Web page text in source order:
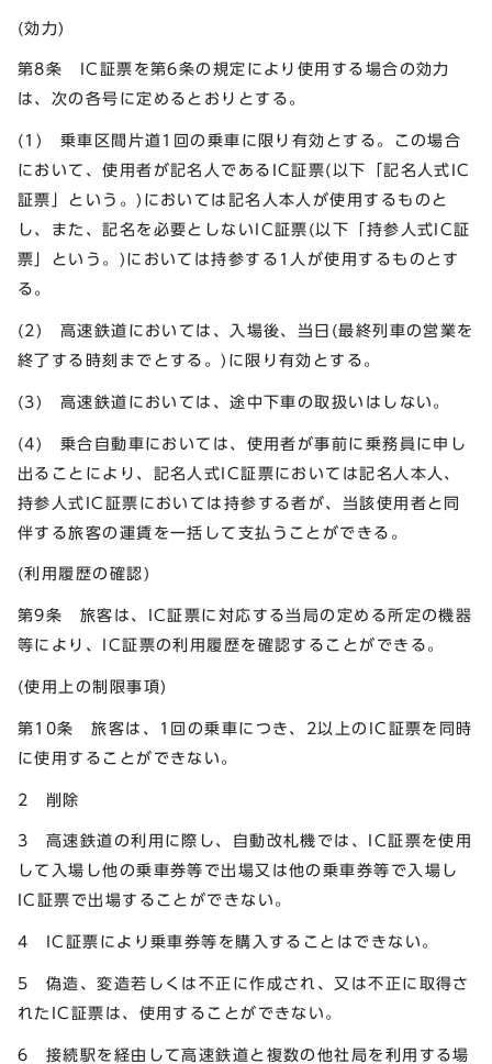
(効力)
第8条 IC証票を第6条の規定により使用する場合の効力
は、次の各号に定めるとおりとする。
(1) 乗車区間片道1回の乗車に限り有効とする。この場合
において、使用者が記名人であるIC証票(以下「記名人式IC
証票」という。)においては記名人本人が使用するものと
し、また、記名を必要としないIC証票(以下「持参人式IC証
票」という。)においては持参する1人が使用するものとす
る。
(2) 高速鉄道においては、入場後、当日(最終列車の営業を
終了する時刻までとする。)に限り有効とする。
(3) 高速鉄道においては、途中下車の取扱いはしない。
(4) 乗合自動車においては、使用者が事前に乗務員に申し
出ることにより、記名人式IC証票においては記名人本人、
持参人式IC証票においては持参する者が、当該使用者と同
伴する旅客の運賃を一括して支払うことができる。
(利用履歴の確認)
第9条 旅客は、IC証票に対応する当局の定める所定の機器
等により、IC証票の利用履歴を確認することができる。
(使用上の制限事項)
第10条 旅客は、1回の乗車につき、2以上のIC証票を同時
に使用することができない。
2 削除
3 高速鉄道の利用に際し、自動改札機では、IC証票を使用
して入場し他の乗車券等で出場又は他の乗車券等で入場し
IC証票で出場することができない。
4 IC証票により乗車券等を購入することはできない。
5 偽造、変造若しくは不正に作成され、又は不正に取得さ
れたIC証票は、使用することができない。
6 接続駅を経由して高速鉄道と複数の他社局を利用する場